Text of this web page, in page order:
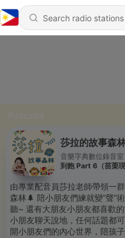
莎拉的故事森
音樂字典數位錄音室
到飽 Part 6（苗栗現
由專業配音員莎拉老師帶領一
森林🌲 陪小朋友們練就變”聲”
聽~ 還有大朋友小朋友都喜歡
小朋友聊天說地，任何話題都
開小朋友們的內心世界，陪孩子一起說悄